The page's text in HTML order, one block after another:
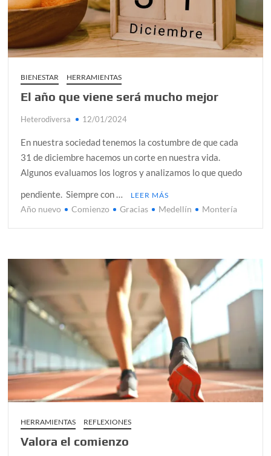
BIENESTAR HERRAMIENTAS
El año que viene será mucho mejor
Heterodiversa 12/01/2024
En nuestra sociedad tenemos la costumbre de que cada
31 de diciembre hacemos un corte en nuestra vida.
Algunos evaluamos los logros y analizamos lo que quedo
pendiente. Siempre con …
LEER MÁS
Año nuevo Comienzo Gracias Medellín Montería
HERRAMIENTAS REFLEXIONES
Valora el comienzo